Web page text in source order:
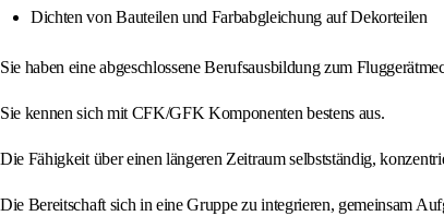
Dichten von Bauteilen und Farbabgleichung auf Dekorteilen
Sie haben eine abgeschlossene Berufsausbildung zum
Sie kennen sich mit CFK/GFK Komponenten bestens aus.
Die Fähigkeit über einen längeren Zeitraum selbstständig,
Die Bereitschaft sich in eine Gruppe zu integrieren, gemeinsam